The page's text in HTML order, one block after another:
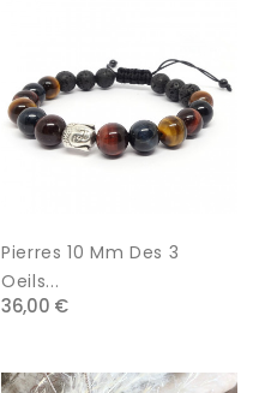
Pierres 10 Mm Des 3
Oeils...
36,00 €